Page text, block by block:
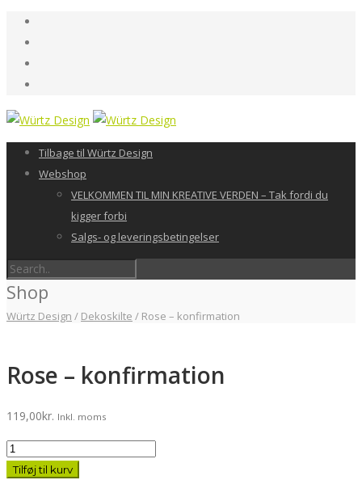
Tilbage til Würtz Design
Webshop
VELKOMMEN TIL MIN KREATIVE VERDEN – Tak fordi du
kigger forbi
Salgs- og leveringsbetingelser
Shop
Würtz Design / Dekoskilte / Rose – konfirmation
Rose – konfirmation
119,00kr. Inkl. moms
Rose
Tilføj til kurv